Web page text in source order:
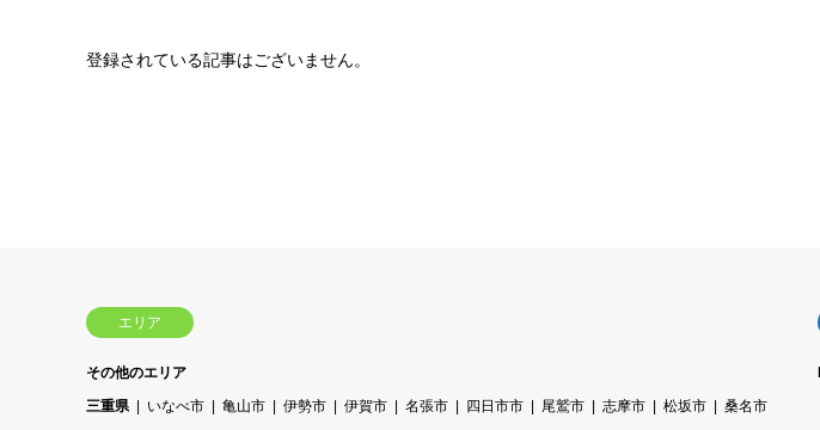
登録されている記事はございません。
エリア
その他のエリア
三重県
いなべ市 亀山市 伊勢市 伊賀市 名張市 四日市市 尾鷲市 志摩市 松坂市
桑名市